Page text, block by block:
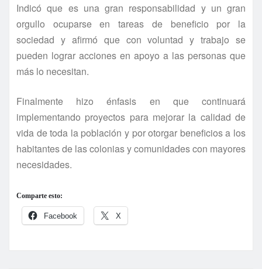
Indicó que es una gran responsabilidad y un gran
orgullo ocuparse en tareas de beneficio por la
sociedad y afirmó que con voluntad y trabajo se
pueden lograr acciones en apoyo a las personas que
más lo necesitan.
Finalmente hizo énfasis en que continuará
implementando proyectos para mejorar la calidad de
vida de toda la población y por otorgar beneficios a los
habitantes de las colonias y comunidades con mayores
necesidades.
Comparte esto:
Facebook X